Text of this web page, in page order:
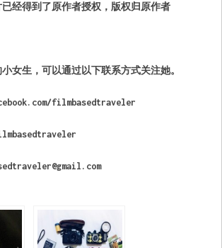
经得到了原作者授权，版权归原作者
女生，可以通过以下联系方式关注她。
filmbasedtraveler